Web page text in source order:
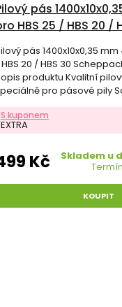
pás
HBS 25 / HBS 20 /
pás 1400x10x0,35 mm
20 / HBS 30
produktu Kvalitní
pro pásové pily
25 a HBS 30.
S kuponem
EXTRA
Kč
Skladem u
KOUPIT